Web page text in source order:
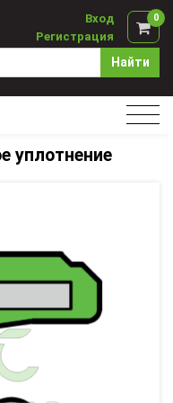
Найти
Вход
Регистрация
0
уплотнение